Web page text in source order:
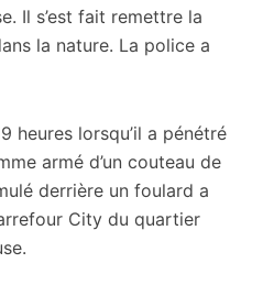
Il s’est fait remettre la
la nature. La police a
heures lorsqu’il a pénétré
armé d’un couteau de
derrière un foulard a
City du quartier